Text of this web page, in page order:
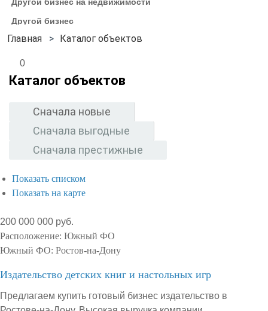
Другой бизнес
Каталог объектов
0
Каталог объектов
Сначала новые
Сначала выгодные
Сначала престижные
Показать списком
Показать на карте
200 000 000 руб.
Расположение: Южный ФО
Южный ФО: Ростов-на-Дону
Издательство детских книг и настольных игр
Предлагаем купить готовый бизнес издательство в